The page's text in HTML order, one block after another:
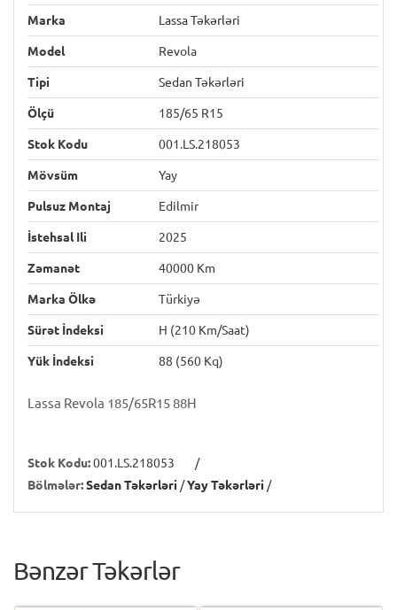
Marka Lassa Təkərləri
Model Revola
Tipi Sedan Təkərləri
Ölçü 185/65 R15
Stok Kodu 001.LS.218053
Mövsüm Yay
Pulsuz Montaj Edilmir
İstehsal Ili 2025
Zəmanət 40000 Km
Marka Ölkə Türkiyə
Sürət İndeksi H (210 Km/saat)
Yük İndeksi 88 (560 Kq)
Lassa Revola 185/65R15 88H
Stok Kodu:001.LS.218053
/
Bölmələr:Sedan Təkərləri /Yay Təkərləri /
Bənzər Təkərlər